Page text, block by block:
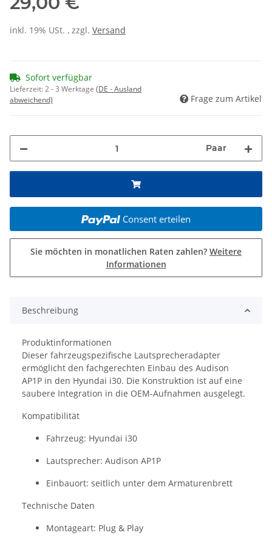
inkl. 19% USt. , zzgl. Versand
Sofort verfügbar
Lieferzeit:2 - 3 Werktage (DE - Ausland
abweichend)
Frage zum Artikel
Paar
Consent erteilen
Sie möchten in monatlichen Raten zahlen? Weitere
Informationen
Beschreibung
Produktinformationen
Dieser fahrzeugspezifische Lautsprecheradapter
ermöglicht den fachgerechten Einbau des Audison
AP1P in den Hyundai i30. Die Konstruktion ist auf eine
saubere Integration in die OEM-Aufnahmen ausgelegt.
Kompatibilität
Fahrzeug: Hyundai i30
Lautsprecher: Audison AP1P
Einbauort: seitlich unter dem Armaturenbrett
Technische Daten
Montageart: Plug & Play